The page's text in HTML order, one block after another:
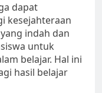
dapat
kesejahteraan
indah dan
untuk
belajar. Hal ini
hasil belajar